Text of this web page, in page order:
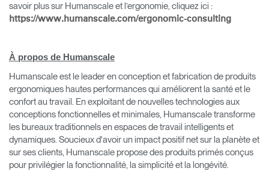
savoir plus sur Humanscale et l’ergonomie, cliquez ici :
https://www.humanscale.com/ergonomic-consulting
À propos de Humanscale
Humanscale est le leader en conception et fabrication de produits
ergonomiques hautes performances qui améliorent la santé et le
confort au travail. En exploitant de nouvelles technologies aux
conceptions fonctionnelles et minimales, Humanscale transforme
les bureaux traditionnels en espaces de travail intelligents et
dynamiques. Soucieux d'avoir un impact positif net sur la planète et
sur ses clients, Humanscale propose des produits primés conçus
pour privilégier la fonctionnalité, la simplicité et la longévité.